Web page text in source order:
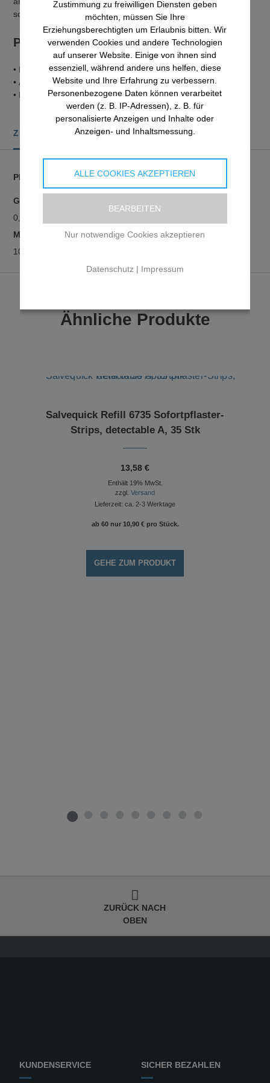
schnell und einfach mit einem Spezialschlüssel nachgefüllt.
Produktvorteile
• Hohe Qualität
• Allergiegetestet
• Elastisch und leicht anzuwenden
ZUSÄTZLICHE INFORMATIONEN
PRODUKT BESONDERHEITEN
GEWICHT
0,024 kg
MASSE
10 × 9 × 3 cm
Ähnliche Produkte
Salvequick Refill 6735 Sofortpflaster-
Strips, detectable A, 35 Stk
13,58€
Enthält 19% MwSt.
zzgl.Versand
Lieferzeit: ca. 2-3 Werktage
ab 60 nur 10,90 €pro Stück.
GEHE ZUM PRODUKT
ZURÜCK NACH
OBEN
KUNDENSERVICE SICHER BEZAHLEN
Zustimmung zu freiwilligen Diensten geben
möchten, müssen Sie Ihre
Erziehungsberechtigten um Erlaubnis bitten. Wir
verwenden Cookies und andere Technologien
auf unserer Website. Einige von ihnen sind
essenziell, während andere uns helfen, diese
Website und Ihre Erfahrung zu verbessern.
Personenbezogene Daten können verarbeitet
werden (z. B. IP-Adressen), z. B. für
personalisierte Anzeigen und Inhalte oder
Anzeigen- und Inhaltsmessung.
ALLE COOKIES AKZEPTIEREN
BEARBEITEN
Nur notwendige Cookies akzeptieren
Datenschutz | Impressum